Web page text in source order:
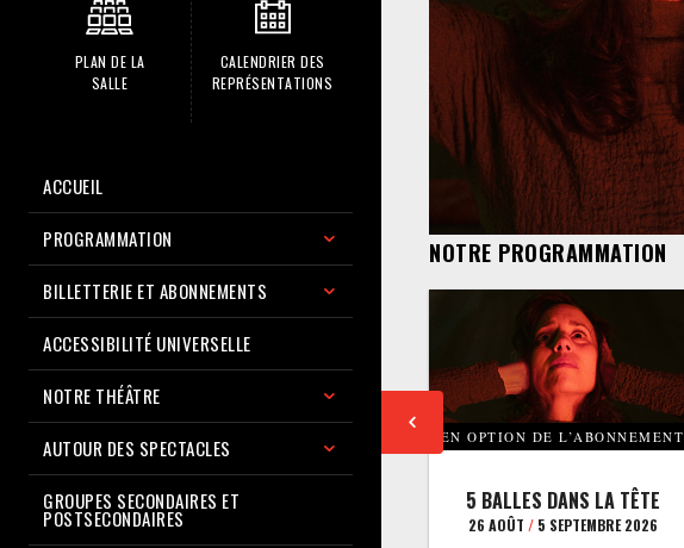
PLAN DE LA
SALLE
CALENDRIER DES
REPRÉSENTATIONS
ACCUEIL
PROGRAMMATION
BILLETTERIE ET ABONNEMENTS
ACCESSIBILITÉ UNIVERSELLE
NOTRE THÉÂTRE
AUTOUR DES SPECTACLES
GROUPES SECONDAIRES ET
POSTSECONDAIRES
NOTRE PROGRAMMATION
EN OPTION DE L’ABONNEMENT
5 BALLES DANS LA TÊTE
26 AOÛT /5 SEPTEMBRE 2026